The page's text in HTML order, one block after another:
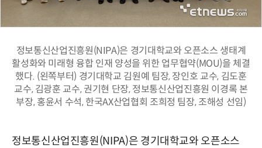
정보통신산업진흥원(NIPA)은 경기대학교와 오픈소스 생태계
활성화와 미래형 융합 인재 양성을 위한 업무협약(MOU)을 체결
했다. (왼쪽부터) 경기대학교 김원예 팀장, 장인호 교수, 김도훈
교수, 김광훈 교수, 권기현 단장, 정보통신산업진흥원 이경록 본
부장, 홍윤서 수석, 한국AX산업협회 조희정 팀장, 조해성 선임)
정보통신산업진흥원(NIPA)은 경기대학교와 오픈소스